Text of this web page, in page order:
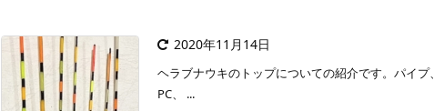
2020年11月14日
ヘラブナウキのトップについての紹介です。パイプ、
PC、 ...